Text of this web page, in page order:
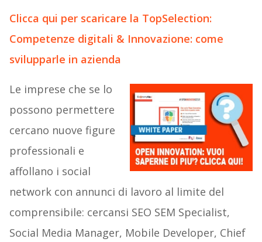
Clicca qui per scaricare la TopSelection:
Competenze digitali & Innovazione: come
svilupparle in azienda
Le imprese che se lo
possono permettere
cercano nuove figure
professionali e
affollano i social
network con annunci di lavoro al limite del
comprensibile: cercansi SEO SEM Specialist,
Social Media Manager, Mobile Developer, Chief